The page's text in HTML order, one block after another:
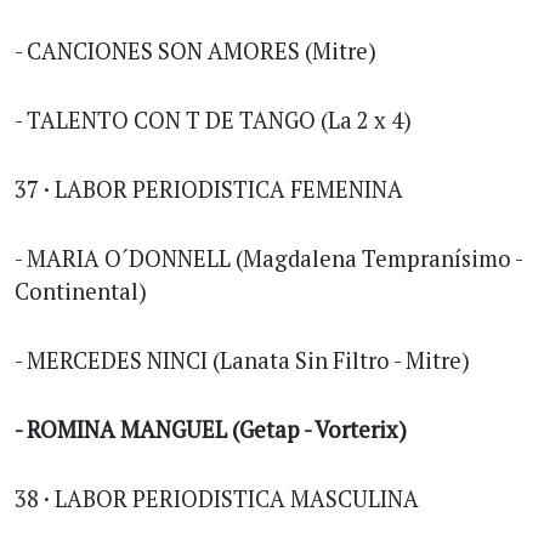
- CANCIONES SON AMORES (Mitre)
- TALENTO CON T DE TANGO (La 2 x 4)
37 · LABOR PERIODISTICA FEMENINA
- MARIA O´DONNELL (Magdalena Tempranísimo -
Continental)
- MERCEDES NINCI (Lanata Sin Filtro - Mitre)
- ROMINA MANGUEL (Getap - Vorterix)
38 · LABOR PERIODISTICA MASCULINA